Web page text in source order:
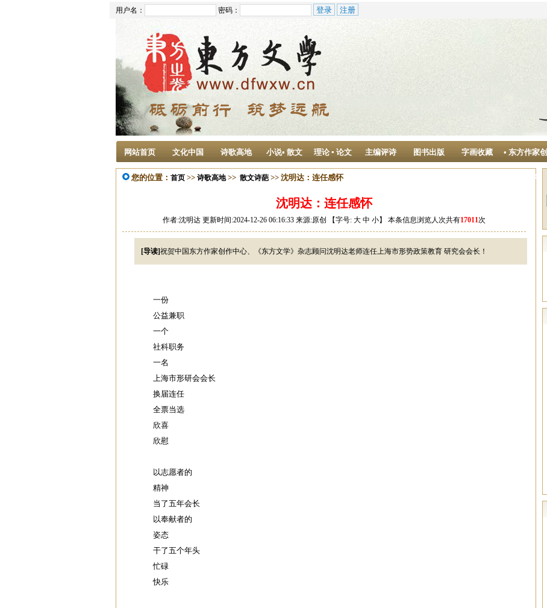
用户名： 密码：
网站首页 文化中国 诗歌高地 小说• 散文 理论 ▪ 论文 主编评诗 图书出版 字画收藏 • 东方作家创
作中心
您的位置： 首页 >> 诗歌高地>> 散文诗葩 >> 沈明达：连任感怀
沈明达：连任感怀
作者:沈明达 更新时间:2024-12-26 06:16:33 来源:原创 【字号: 大 中 小】 本条信息浏览人次共有17011次
[导读]祝贺中国东方作家创作中心、《东方文学》杂志顾问沈明达老师连任上海市形势政策教育 研究会会长！
一份
公益兼职
一个
社科职务
一名
上海市形研会会长
换届连任
全票当选
欣喜
欣慰
以志愿者的
精神
当了五年会长
以奉献者的
姿态
干了五个年头
忙碌
快乐